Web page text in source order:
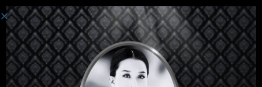
Iniciar Sesión